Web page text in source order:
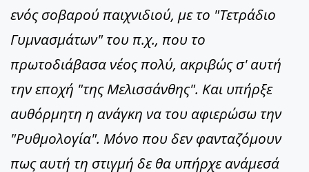
ενός σοβαρού παιχνιδιού, με το "Τετράδιο
Γυμνασμάτων" του π.χ., που το
πρωτοδιάβασα νέος πολύ, ακριβώς σ' αυτή
την εποχή "της Μελισσάνθης". Και υπήρξε
αυθόρμητη η ανάγκη να του αφιερώσω την
"Ρυθμολογία". Μόνο που δεν φανταζόμουν
πως αυτή τη στιγμή δε θα υπήρχε ανάμεσά